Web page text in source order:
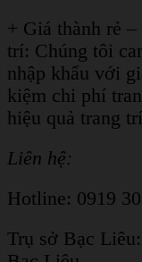
+ Giá thành rẻ
trí: Chúng tôi
nhập khẩu với
kiệm chi phí
hiệu quả trang
Liên hệ:
Hotline: 0919
Trụ sở Bạc Liêu: